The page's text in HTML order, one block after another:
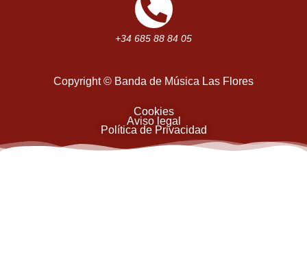
+34 685 88 84 05
Copyright © Banda de Música Las Flores
Cookies
Aviso legal
Política de Privacidad